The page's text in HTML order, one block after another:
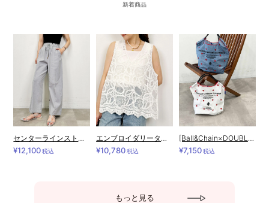
新着商品
¥12,100税込 ¥10,780税込 ¥7,150税込
もっと見る